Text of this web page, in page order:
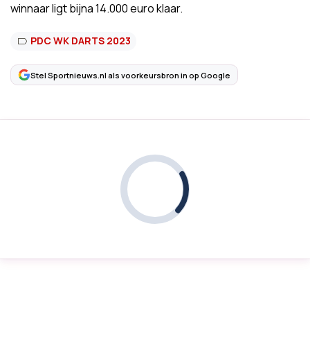
winnaar ligt bijna 14.000 euro klaar.
PDC WK DARTS 2023
Stel Sportnieuws.nl als voorkeursbron in op Google